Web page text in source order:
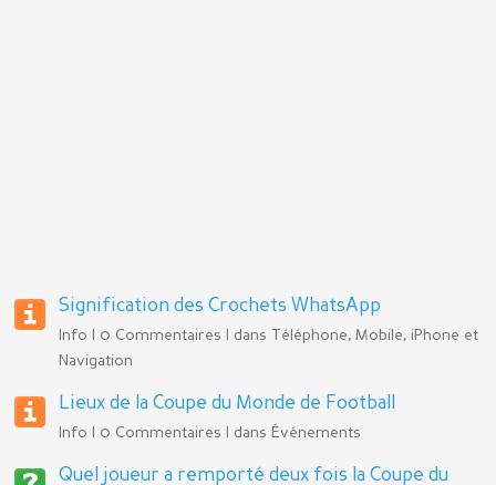
Signification des Crochets WhatsApp
Info | 0 Commentaires | dans
Téléphone, Mobile, iPhone et
Navigation
Lieux de la Coupe du Monde de Football
Info | 0 Commentaires | dans Événements
Quel joueur a remporté deux fois la Coupe du